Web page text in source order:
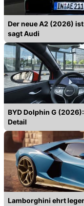
Der neue A2 (2026)
sagt Audi
BYD Dolphin G
Detail
Lamborghini ehrt